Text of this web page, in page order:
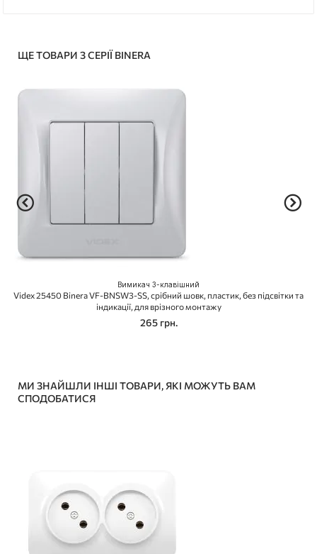
ЩЕ ТОВАРИ З СЕРІЇ BINERA
Вимикач 3-клавішний
Videx 25450 Binera VF-BNSW3-SS, срібний шовк, пластик, без підсвітки та
індикації, для врізного монтажу
265 грн.
МИ ЗНАЙШЛИ ІНШІ ТОВАРИ, ЯКІ МОЖУТЬ ВАМ
СПОДОБАТИСЯ